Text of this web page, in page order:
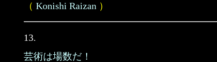
（ Konishi Raizan ）
13.
芸術は場数だ！